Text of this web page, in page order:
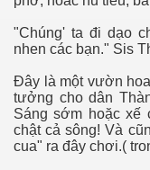
"Chúng' ta đi dạo
nhen các bạn." Sis
Đây là một vườn
tưởng cho dân
Sáng sớm hoặc xế
chật cả sông! Và
cua" ra đây chơi.(